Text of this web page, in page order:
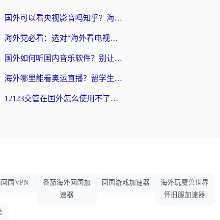
国外可以看央视影音吗知乎？海外党亲测有效的回国加速方案
海外党必看：选对“海外看电视剧软件”，再也不用愁国内剧刷不了
国外如何听国内音乐软件？别让地域限制，断了你的中文歌单
海外哪里能看奥运直播？留学生&海外华人必看的体育赛事观赛终极指南
12123交管在国外怎么使用不了？海外华人必看的无缝访问国内资源指南
国VPN
番茄海外回国加
速器
回国游戏加速器
海外玩魔兽世界
怀旧服加速器